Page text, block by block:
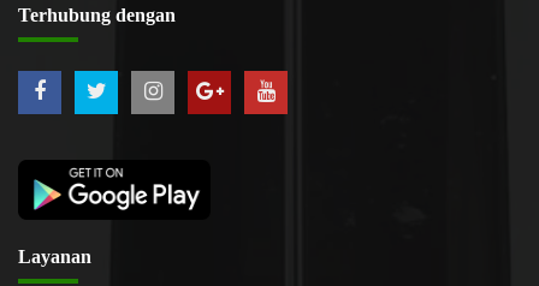
Terhubung dengan
Layanan